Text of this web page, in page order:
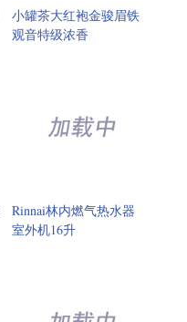
小罐茶大红袍金骏眉铁
观音特级浓香
Rinnai林内燃气热水器
室外机16升